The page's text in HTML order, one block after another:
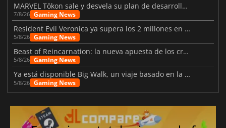
MARVEL Tōkon sale y desvela su plan de desarrollo para el primer año
7/8/26 Gaming News
Resident Evil Veronica ya supera los 2 millones en listas de deseados
5/8/26 Gaming News
Beast of Reincarnation: la nueva apuesta de los creadores de Pokémon
5/8/26 Gaming News
Ya está disponible Big Walk, un viaje basado en la amistad
5/8/26 Gaming News